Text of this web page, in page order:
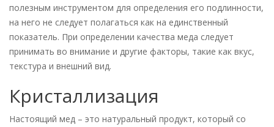
полезным инструментом для определения его подлинности,
на него не следует полагаться как на единственный
показатель. При определении качества меда следует
принимать во внимание и другие факторы, такие как вкус,
текстура и внешний вид.
Кристаллизация
Настоящий мед – это натуральный продукт, который со